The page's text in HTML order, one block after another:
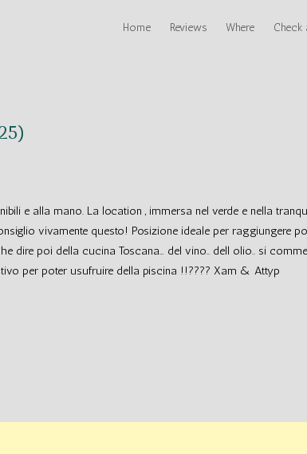
Home Reviews Where Check
e alla mano. La location , immersa nel verde e nella
vivamente questo! Posizione ideale per raggiungere
dire poi della cucina Toscana… del vino.. dell olio.. si
per poter usufruire della piscina !!???? Xam & Attyp